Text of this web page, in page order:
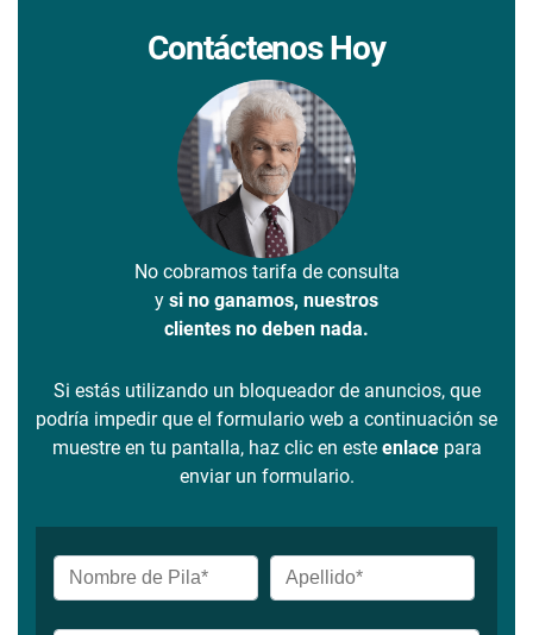
Contáctenos Hoy
No cobramos tarifa de consulta
y si no ganamos, nuestros
clientes no deben nada.
Si estás utilizando un bloqueador de anuncios, que
podría impedir que el formulario web a continuación se
muestre en tu pantalla, haz clic en este enlacepara
enviar un formulario.